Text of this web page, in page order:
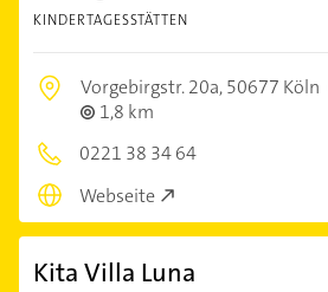
KINDERTAGESSTÄTTEN
Vorgebirgstr. 20a,50677 Köln
1,8 km
0221 38 34 64
Webseite
Kita Villa Luna